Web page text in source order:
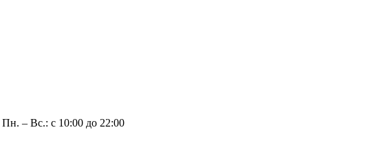
Пн. – Вс.: с 10:00 до 22:00